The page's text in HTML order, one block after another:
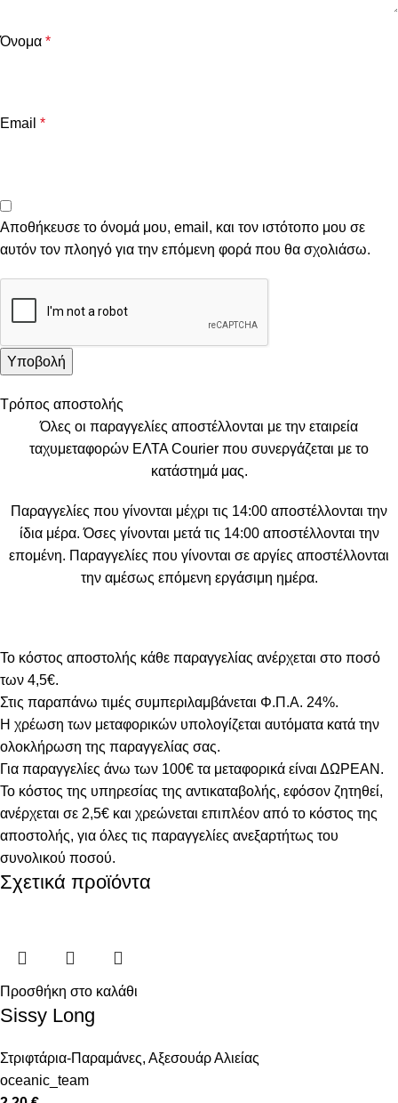
Όνομα *
Email *
Αποθήκευσε το όνομά μου, email, και τον ιστότοπο μου σε
αυτόν τον πλοηγό για την επόμενη φορά που θα σχολιάσω.
Τρόπος αποστολής
Όλες οι παραγγελίες αποστέλλονται με την εταιρεία
ταχυμεταφορών ΕΛΤΑ Courier που συνεργάζεται με το
κατάστημά μας.
Παραγγελίες που γίνονται μέχρι τις 14:00 αποστέλλονται την
ίδια μέρα. Όσες γίνονται μετά τις 14:00 αποστέλλονται την
επομένη. Παραγγελίες που γίνονται σε αργίες αποστέλλονται
την αμέσως επόμενη εργάσιμη ημέρα.
Το κόστος αποστολής κάθε παραγγελίας ανέρχεται στο ποσό
των 4,5€.
Στις παραπάνω τιμές συμπεριλαμβάνεται Φ.Π.Α. 24%.
Η χρέωση των μεταφορικών υπολογίζεται αυτόματα κατά την
ολοκλήρωση της παραγγελίας σας.
Για παραγγελίες άνω των 100€ τα μεταφορικά είναι ΔΩΡΕΑΝ.
Το κόστος της υπηρεσίας της αντικαταβολής, εφόσον ζητηθεί,
ανέρχεται σε 2,5€ και χρεώνεται επιπλέον από το κόστος της
αποστολής, για όλες τις παραγγελίες ανεξαρτήτως του
συνολικού ποσού.
Σχετικά προϊόντα
Προσθήκη στο καλάθι
Sissy Long
Στριφτάρια-Παραμάνες, Αξεσουάρ Αλιείας
oceanic_team